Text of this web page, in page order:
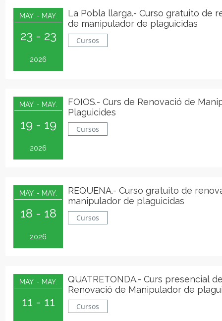
MAY. - MAY.
23 - 23
2026
La Pobla llarga.- Curso gratuito de
de manipulador de plaguicidas
Cursos
MAY. - MAY.
19 - 19
2026
FOIOS.- Curs de Renovació de
Plaguicides
Cursos
MAY. - MAY.
18 - 18
2026
REQUENA.- Curso gratuito de
manipulador de plaguicidas
Cursos
MAY. - MAY.
11 - 11
QUATRETONDA.- Curs presencial
Renovació de Manipulador de
Cursos